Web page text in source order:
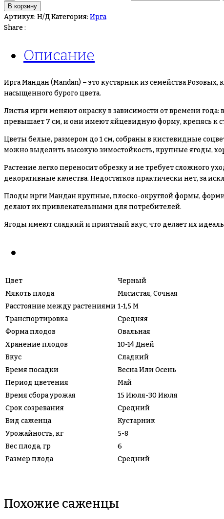
В корзину
Артикул: Н/ДКатегория: Ирга
Share :
Описание
Ирга Мандан (Mandan) – это кустарник из семейства
насыщенного бурого цвета.
Листья ирги меняют окраску в зависимости от времени
превышает 7 см, и они имеют яйцевидную форму, крепясь к
Цветы белые, размером до 1 см, собраны в кистевидные
можно выделить высокую зимостойкость, крупные ягоды,
Растение легко переносит обрезку и не требует сложного
декоративные качества. Недостатков практически нет, за
Плоды ирги Мандан крупные, плоско-округлой формы,
делают их привлекательными для потребителей.
Ягоды имеют сладкий и приятный вкус, что делает их
Цвет
Черный
Мякоть плода
Мясистая, Сочная
Расстояние между растениями 1-1,5 М
Транспортировка
Средняя
Форма плодов
Овальная
Хранение плодов
10-14 Дней
Вкус
Сладкий
Время посадки
Весна Или Осень
Период цветения
Май
Время сбора урожая
15 Июля-30 Июля
Срок созревания
Средний
Вид саженца
Кустарник
Урожайность, кг
5-8
Вес плода, гр
6
Размер плода
Средний
Похожие саженцы